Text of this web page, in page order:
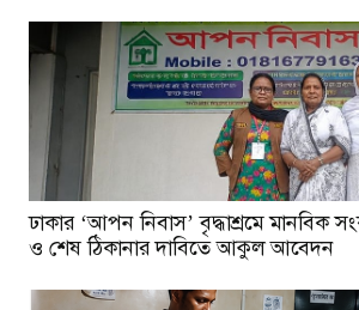
ঢাকার ‘আপন নিবাস’ বৃদ্ধাশ্রমে মানবিক
ও শেষ ঠিকানার দাবিতে আকুল আবেদন